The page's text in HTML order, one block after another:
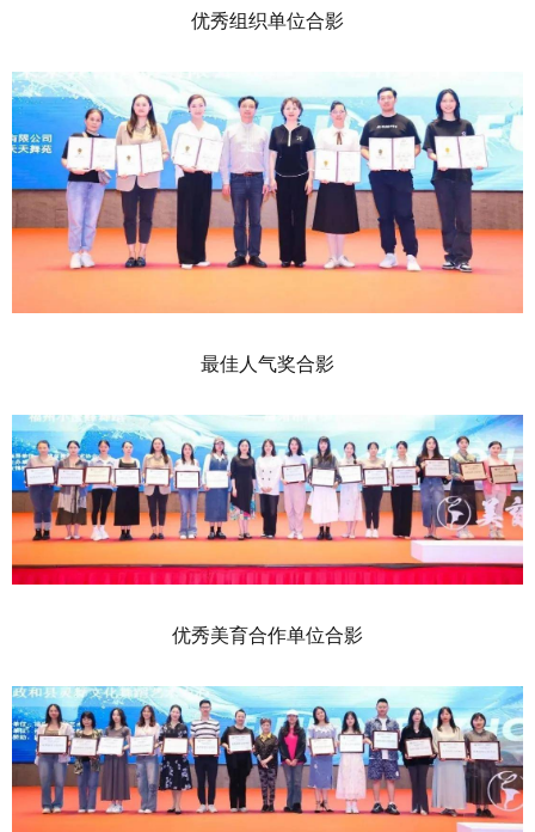
优秀组织单位合影
最佳人气奖合影
优秀美育合作单位合影